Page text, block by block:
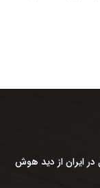
ایران از دید هوش